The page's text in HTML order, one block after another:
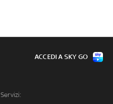
Servizi:
ACCEDI A SKY GO